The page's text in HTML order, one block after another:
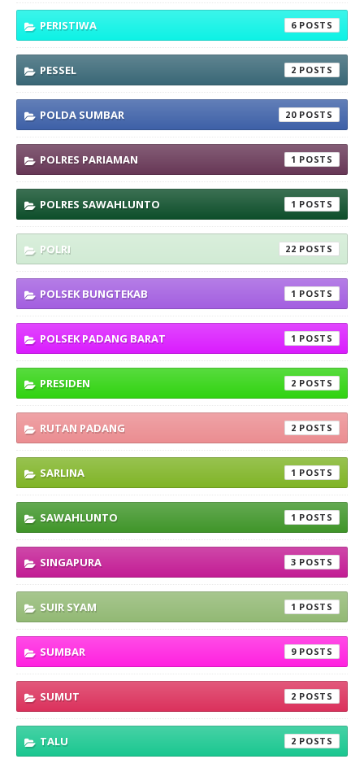
PERISTIWA 6
PESSEL 2
POLDA SUMBAR 20
POLRES PARIAMAN 1
POLRES SAWAHLUNTO 1
POLRI 22
POLSEK BUNGTEKAB 1
POLSEK PADANG BARAT 1
PRESIDEN 2
RUTAN PADANG 2
SARLINA 1
SAWAHLUNTO 1
SINGAPURA 3
SUIR SYAM 1
SUMBAR 9
SUMUT 2
TALU 2